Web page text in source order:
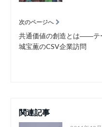
次のページへ
共通価値の創造とは――テ
城宝薫のCSV企業訪問
関連記事